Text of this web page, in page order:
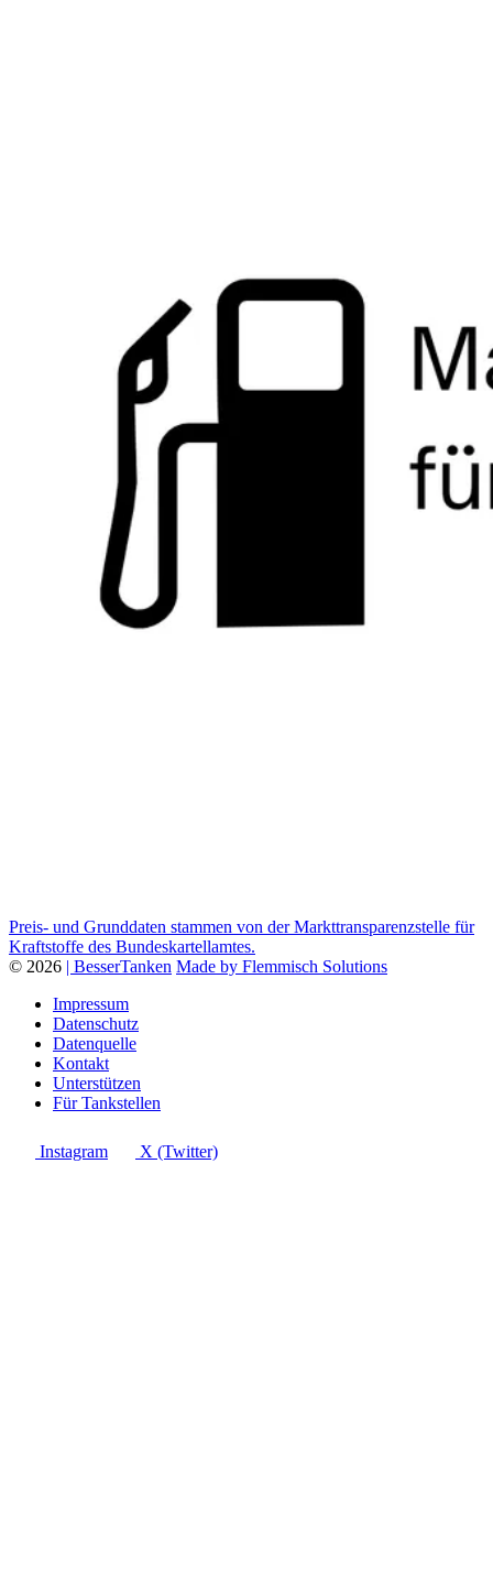
Preis- und Grunddaten stammen von der Markttransparenzstelle für
Kraftstoffe des Bundeskartellamtes.
© 2026 | BesserTanken Made by Flemmisch Solutions
Impressum
Datenschutz
Datenquelle
Kontakt
Unterstützen
Für Tankstellen
Instagram X (Twitter)